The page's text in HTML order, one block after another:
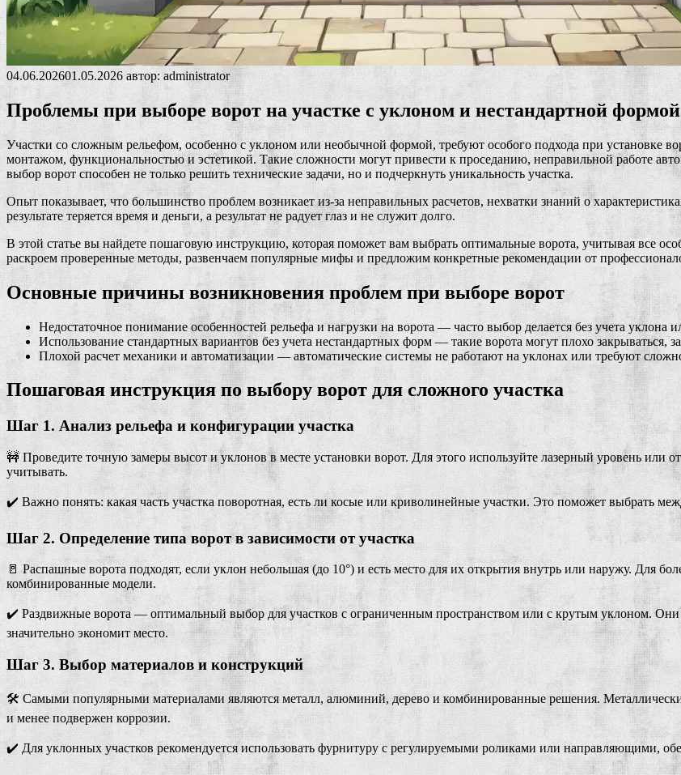
04.06.202601.05.2026автор: administrator
Проблемы при выборе ворот на участке с уклоном и нестандартной формой
Участки со сложным рельефом, особенно с уклоном или необычной формой, требуют особого подхода при установке
монтажом, функциональностью и эстетикой. Такие сложности могут привести к проседанию, неправильной работе
выбор ворот способен не только решить технические задачи, но и подчеркнуть уникальность участка.
Опыт показывает, что большинство проблем возникает из-за неправильных расчетов, нехватки знаний о
результате теряется время и деньги, а результат не радует глаз и не служит долго.
В этой статье вы найдете пошаговую инструкцию, которая поможет вам выбрать оптимальные ворота, учитывая все
раскроем проверенные методы, развенчаем популярные мифы и предложим конкретные рекомендации от
Основные причины возникновения проблем при выборе ворот
Недостаточное понимание особенностей рельефа и нагрузки на ворота — часто выбор делается без учета
Использование стандартных вариантов без учета нестандартных форм — такие ворота могут плохо закрываться,
Плохой расчет механики и автоматизации — автоматические системы не работают на уклонах или требуют
Пошаговая инструкция по выбору ворот для сложного участка
Шаг 1. Анализ рельефа и конфигурации участка
🚧 Проведите точную замеры высот и уклонов в месте установки ворот. Для этого используйте лазерный уровень или
учитывать.
✔️ Важно понять: какая часть участка поворотная, есть ли косые или криволинейные участки. Это поможет выбрать
Шаг 2. Определение типа ворот в зависимости от участка
🚪 Распашные ворота подходят, если уклон небольшая (до 10°) и есть место для их открытия внутрь или наружу. Для
комбинированные модели.
✔️ Раздвижные ворота — оптимальный выбор для участков с ограниченным пространством или с крутым уклоном. Они
значительно экономит место.
Шаг 3. Выбор материалов и конструкций
🛠️ Самыми популярными материалами являются металл, алюминий, дерево и комбинированные решения.
и менее подвержен коррозии.
✔️ Для уклонных участков рекомендуется использовать фурнитуру с регулируемыми роликами или направляющими,